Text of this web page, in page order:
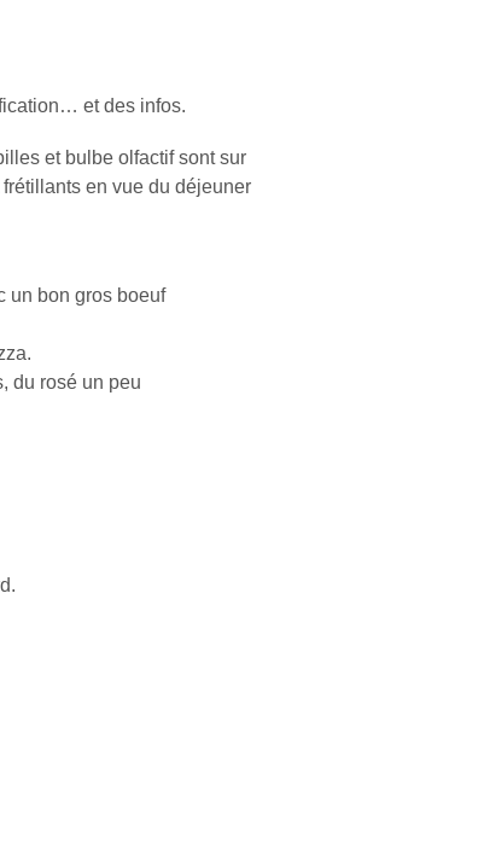
et des infos.
et bulbe olfactif sont sur
en vue du déjeuner
un bon gros boeuf
du rosé un peu